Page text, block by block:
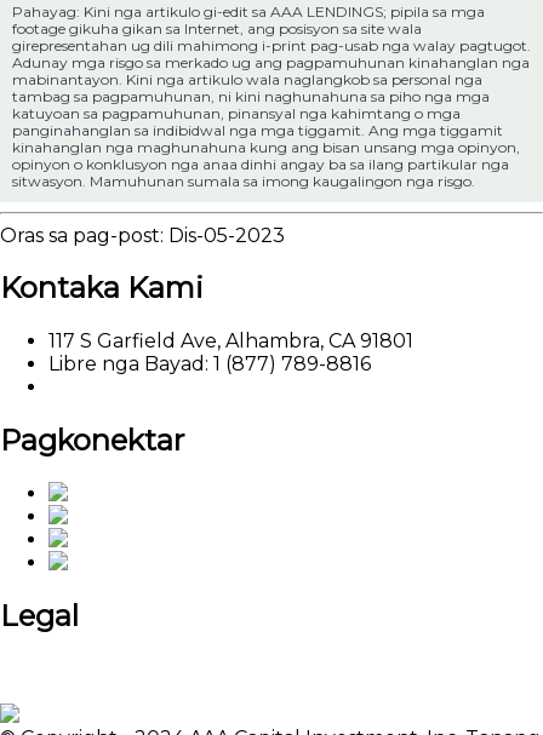
Pahayag: Kini nga artikulo gi-edit sa AAA LENDINGS; pipila sa mga
footage gikuha gikan sa Internet, ang posisyon sa site wala
girepresentahan ug dili mahimong i-print pag-usab nga walay pagtugot.
Adunay mga risgo sa merkado ug ang pagpamuhunan kinahanglan nga
mabinantayon. Kini nga artikulo wala naglangkob sa personal nga
tambag sa pagpamuhunan, ni kini naghunahuna sa piho nga mga
katuyoan sa pagpamuhunan, pinansyal nga kahimtang o mga
panginahanglan sa indibidwal nga mga tiggamit. Ang mga tiggamit
kinahanglan nga maghunahuna kung ang bisan unsang mga opinyon,
opinyon o konklusyon nga anaa dinhi angay ba sa ilang partikular nga
sitwasyon. Mamuhunan sumala sa imong kaugalingon nga risgo.
Oras sa pag-post: Dis-05-2023
Kontaka Kami
117 S Garfield Ave, Alhambra, CA 91801
Libre nga Bayad: 1 (877) 789-8816
Pagkonektar
Legal